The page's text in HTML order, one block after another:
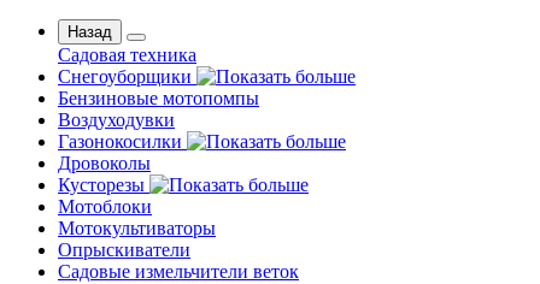
Назад
Садовая техника
Снегоуборщики
Бензиновые мотопомпы
Воздуходувки
Газонокосилки
Дровоколы
Кусторезы
Мотоблоки
Мотокультиваторы
Опрыскиватели
Садовые измельчители веток